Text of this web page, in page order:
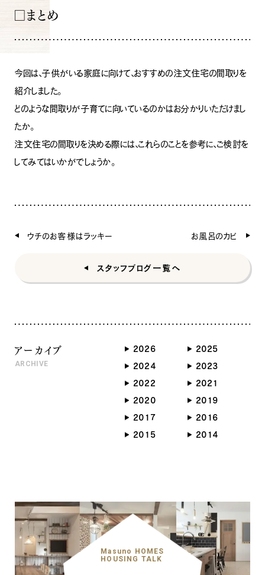
ナチュラル
ヴィンテージ
□まとめ
今回は、子供がいる家庭に向けて、おすすめの注文住宅の間取りを
紹介しました。
どのような間取りが子育てに向いているのかはお分かりいただけまし
たか。
注文住宅の間取りを決める際には、これらのことを参考に、ご検討を
してみてはいかがでしょうか。
ウチのお客様はラッキー お風呂のカビ
スタッフブログ一覧へ
アーカイブ
ARCHIVE
2026
2025
2024
2023
2022
2021
2020
2019
2017
2016
2015
2014
Masuno HOMES
HOUSING TALK